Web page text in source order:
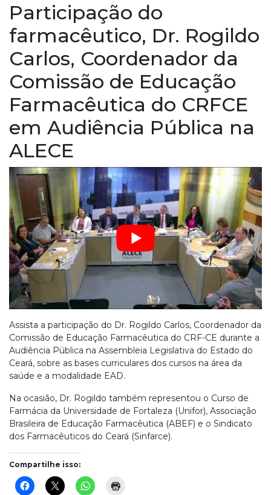
Participação do
farmacêutico, Dr. Rogildo
Carlos, Coordenador da
Comissão de Educação
Farmacêutica do CRFCE
em Audiência Pública na
ALECE
Assista a participação do Dr. Rogildo Carlos, Coordenador da
Comissão de Educação Farmacêutica do CRF-CE durante a
Audiência Pública na Assembleia Legislativa do Estado do
Ceará, sobre as bases curriculares dos cursos na área da
saúde e a modalidade EAD.
Na ocasião, Dr. Rogildo também representou o Curso de
Farmácia da Universidade de Fortaleza (Unifor), Associação
Brasileira de Educação Farmacêutica (ABEF) e o Sindicato
dos Farmacêuticos do Ceará (Sinfarce).
Compartilhe isso: